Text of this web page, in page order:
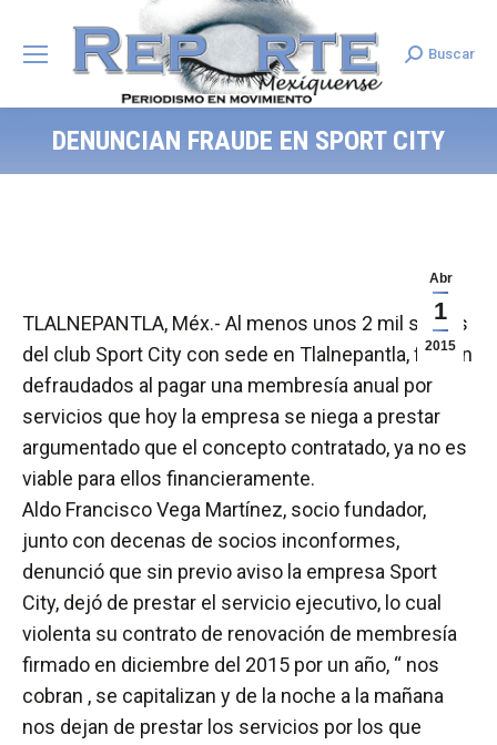
Search:
Buscar
DENUNCIAN FRAUDE EN SPORT CITY
Abr
1
2015
TLALNEPANTLA, Méx.- Al menos unos 2 mil socios
del club Sport City con sede en Tlalnepantla, fueron
defraudados al pagar una membresía anual por
servicios que hoy la empresa se niega a prestar
argumentado que el concepto contratado, ya no es
viable para ellos financieramente.
Aldo Francisco Vega Martínez, socio fundador,
junto con decenas de socios inconformes,
denunció que sin previo aviso la empresa Sport
City, dejó de prestar el servicio ejecutivo, lo cual
violenta su contrato de renovación de membresía
firmado en diciembre del 2015 por un año, “ nos
cobran , se capitalizan y de la noche a la mañana
nos dejan de prestar los servicios por los que